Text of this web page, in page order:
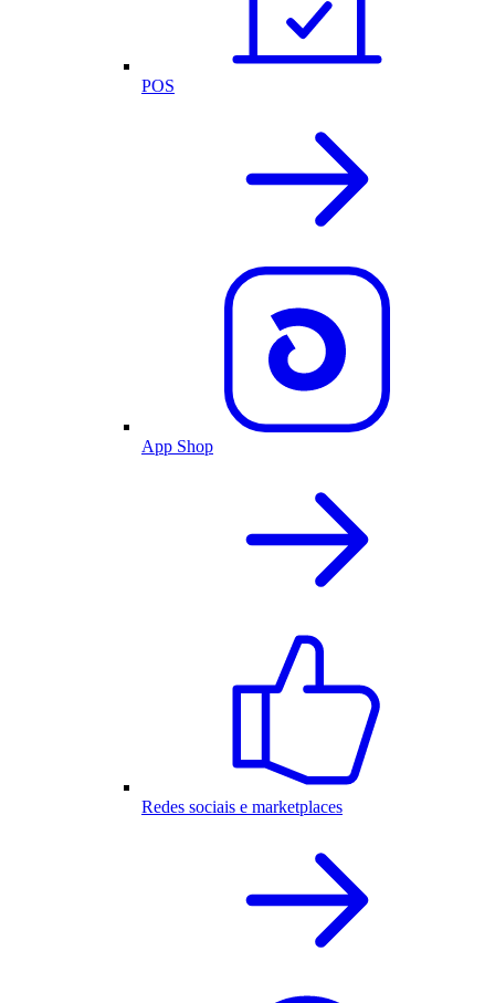
POS
App Shop
Redes sociais e marketplaces